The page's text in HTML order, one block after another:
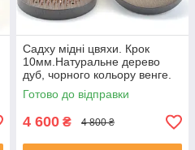
Садху мідні цвяхи. Крок
10мм.Натуральне дерево
дуб, чорного кольору венге.
Від виробника. Дошка для
йоги для новачків .
Готово до відправки
4 600 ₴ 4 800 ₴